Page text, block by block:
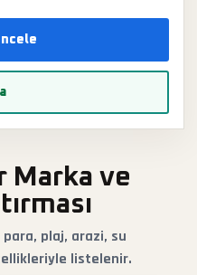
Marka ve
plaj, arazi, su
listelenir.